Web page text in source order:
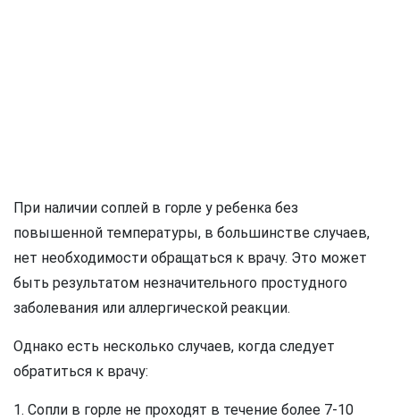
При наличии соплей в горле у ребенка без
повышенной температуры, в большинстве случаев,
нет необходимости обращаться к врачу. Это может
быть результатом незначительного простудного
заболевания или аллергической реакции.
Однако есть несколько случаев, когда следует
обратиться к врачу:
1. Сопли в горле не проходят в течение более 7-10